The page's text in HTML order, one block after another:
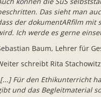
Das sieht man
der dokumentARfilm mit
Ich werde es gerne
Baum, Lehrer für
schreibt Rita
Für den Ethikunterricht
und das Begleitmaterial